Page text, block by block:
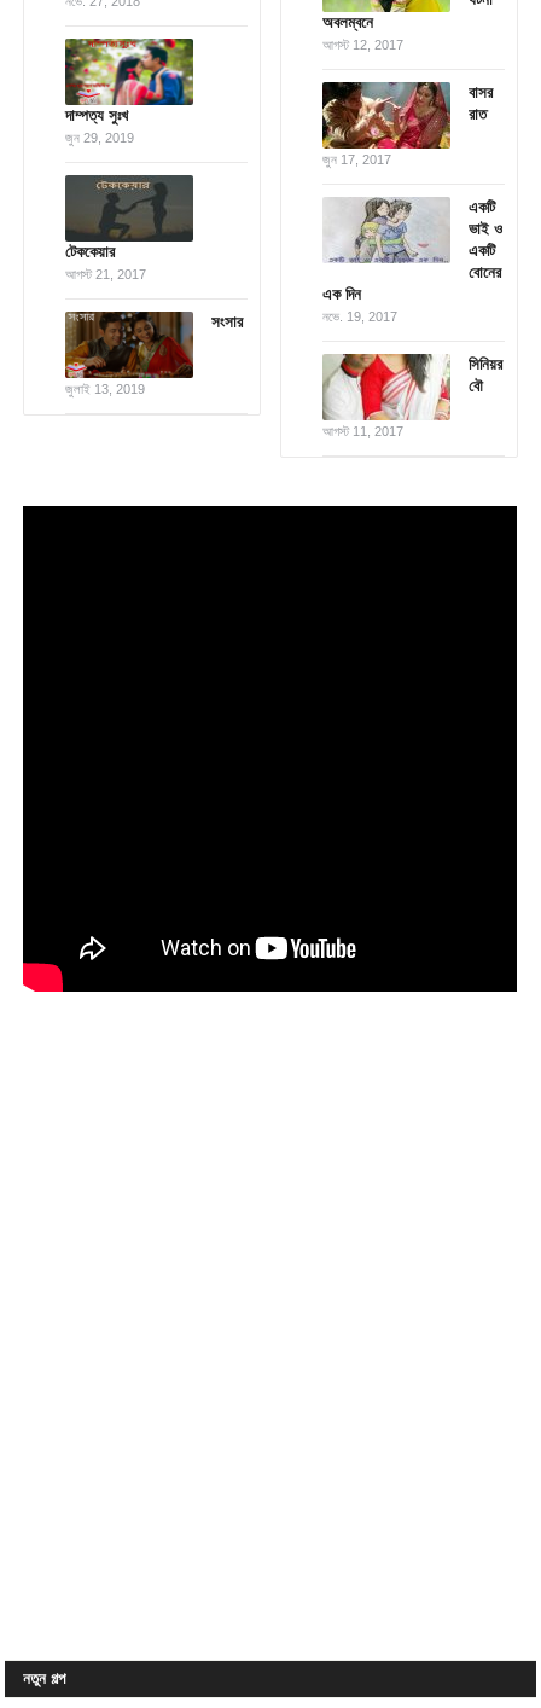
দাম্পত্য সুঃখ
জুন 29, 2019
টেককেয়ার
আগস্ট 21, 2017
সংসার
জুলাই 13, 2019
অবলম্বনে
আগস্ট 12, 2017
বাসর
রাত
জুন 17, 2017
একটি
ভাই ও
একটি
বোনের
এক দিন
নভে. 19, 2017
সিনিয়র
বৌ
আগস্ট 11, 2017
নতুন গল্প